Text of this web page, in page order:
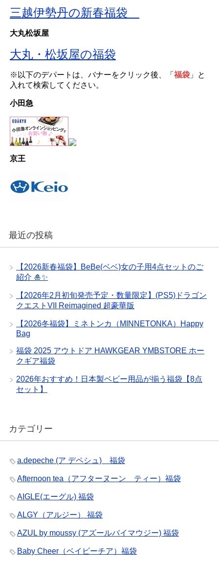
三越伊勢丹の新春福袋
大丸松坂屋
大丸・松坂屋の福袋
※以下のデパートは、バナーをクリック後、「 福袋 」と
入れて検索してください。
小田急
京王
最近の投稿
【2026新春福袋】BeBe(ベベ)女の子用4点セットのご
紹介 🎍✨
【2026年2月初旬発売予定・数量限定】(PS5)ドラゴン
クエストVII Reimagined 超豪華版
【2026冬福袋】ミネトンカ（MINNETONKA）Happy
Bag
福袋 2025 アウトドア HAWKGEAR YMBSTORE ホー
クギア福袋
2026年おすすめ！日本製ベビー用品が揃う福袋【8点
セット】
カテゴリー
a.depeche (ア デペシュ) 福袋
Afternoon tea（アフターヌーン ティー）福袋
AIGLE(エーグル) 福袋
ALGY（アルジー） 福袋
AZUL by moussy (アズールバイマウジー) 福袋
Baby Cheer（ベイビーチア）福袋